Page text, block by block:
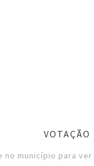
no município para